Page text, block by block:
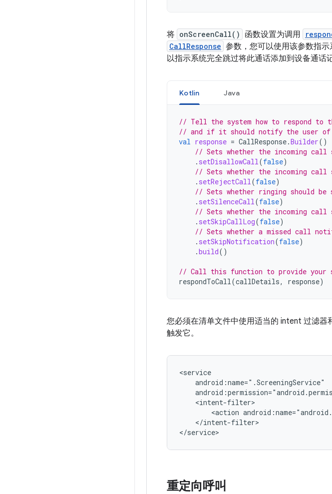
将 onScreenCall() 函数设置为调用
CallResponse 参数，您可以使用该参数指
以指示系统完全跳过将此通话添加到设备通话
Kotlin Java
// Tell the system how to respond to
// and if it should notify the user
val response = CallResponse.Builder()
// Sets whether the incoming call
. setDisallowCall(false)
// Sets whether the incoming
. setRejectCall(false)
// Sets whether ringing should
. setSilenceCall(false)
// Sets whether the incoming
. setSkipCallLog(false)
// Sets whether a missed call
. setSkipNotification(false)
.build()
// Call this function to provide your
respondToCall(callDetails, response)
您必须在清单文件中使用适当的 intent 过滤器
触发它。
<action
</intent-filter>
重定向呼叫